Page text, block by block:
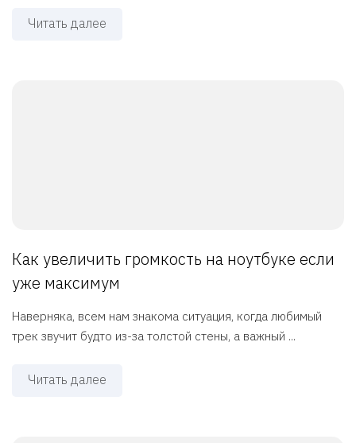
Читать далее
Как увеличить громкость на ноутбуке если
уже максимум
Наверняка, всем нам знакома ситуация, когда любимый
трек звучит будто из-за толстой стены, а важный ...
Читать далее